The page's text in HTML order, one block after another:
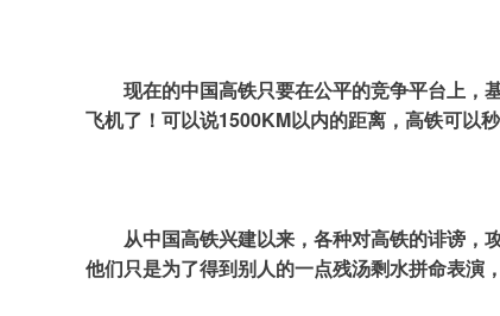
现在的中国高铁只要在公平的竞争平台上，
飞机了！可以说1500KM以内的距离，高铁可以
从中国高铁兴建以来，各种对高铁的诽谤，
他们只是为了得到别人的一点残汤剩水拼命表演